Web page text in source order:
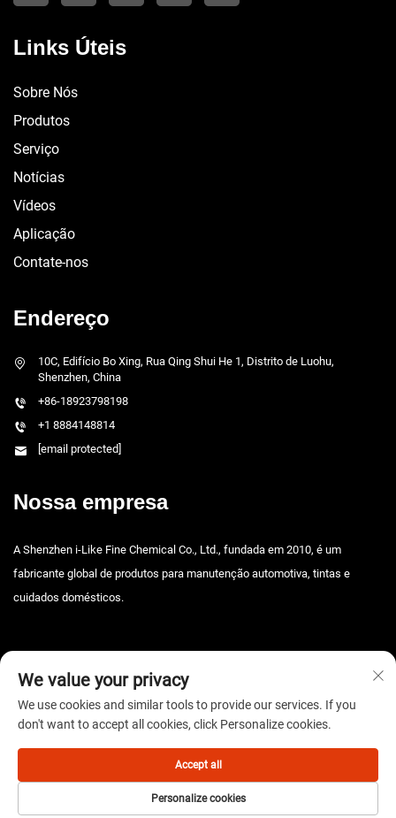
Links Úteis
Sobre Nós
Produtos
Serviço
Notícias
Vídeos
Aplicação
Contate-nos
Endereço
10C, Edifício Bo Xing, Rua Qing Shui He 1, Distrito de Luohu,
Shenzhen, China
+86-18923798198
+1 8884148814
[email protected]
Nossa empresa
A Shenzhen i-Like Fine Chemical Co., Ltd., fundada em 2010, é um
fabricante global de produtos para manutenção automotiva, tintas e
cuidados domésticos.
Direitos autorais © 2025 Shenzhen i-Like Fine Chemical Co., Ltd. Todos os
We value your privacy
We use cookies and similar tools to provide our services. If you
don't want to accept all cookies, click Personalize cookies.
Personalize cookies
Accept all